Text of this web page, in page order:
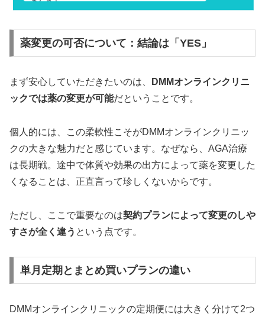
薬変更の可否について：結論は「YES」
まず安心していただきたいのは、
DMMオンラインクリニ
ックでは薬の変更が可能だということです。
個人的には、この柔軟性こそがDMMオンラインクリニッ
クの大きな魅力だと感じています。なぜなら、AGA治療
は長期戦。途中で体質や効果の出方によって薬を変更した
くなることは、正直言って珍しくないからです。
ただし、ここで重要なのは契約プランによって変更のしや
すさが全く違う という点です。
単月定期とまとめ買いプランの違い
DMMオンラインクリニックの定期便には大きく分けて2つ